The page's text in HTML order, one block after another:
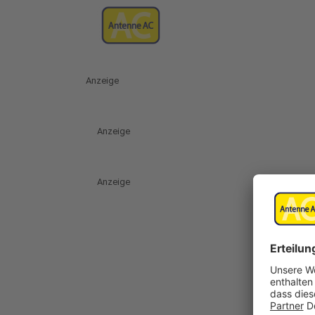
Anzeige
Anzeige
Anzeige